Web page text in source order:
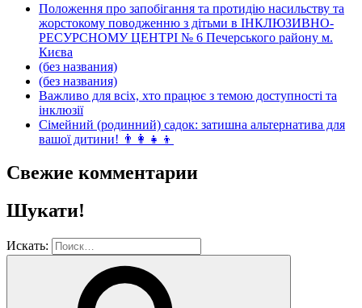
Положення про запобігання та протидію насильству та
жорстокому поводженню з дітьми в ІНКЛЮЗИВНО-
РЕСУРСНОМУ ЦЕНТРІ № 6 Печерського району м.
Києва
(без названия)
(без названия)
Важливо для всіх, хто працює з темою доступності та
інклюзії
Сімейний (родинний) садок: затишна альтернатива для
вашої дитини! 👨‍👩‍👧‍👦
Свежие комментарии
Шукати!
Искать: